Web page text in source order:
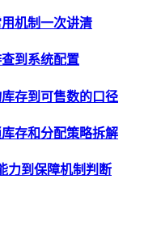
机制一次讲清
到系统配置
存到可售数的口径
存和分配策略拆解
力到保障机制判断